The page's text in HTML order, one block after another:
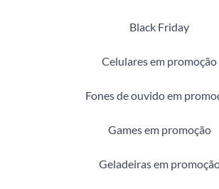
Black Friday
Celulares em promoção
Fones de ouvido em
Games em promoção
Geladeiras em